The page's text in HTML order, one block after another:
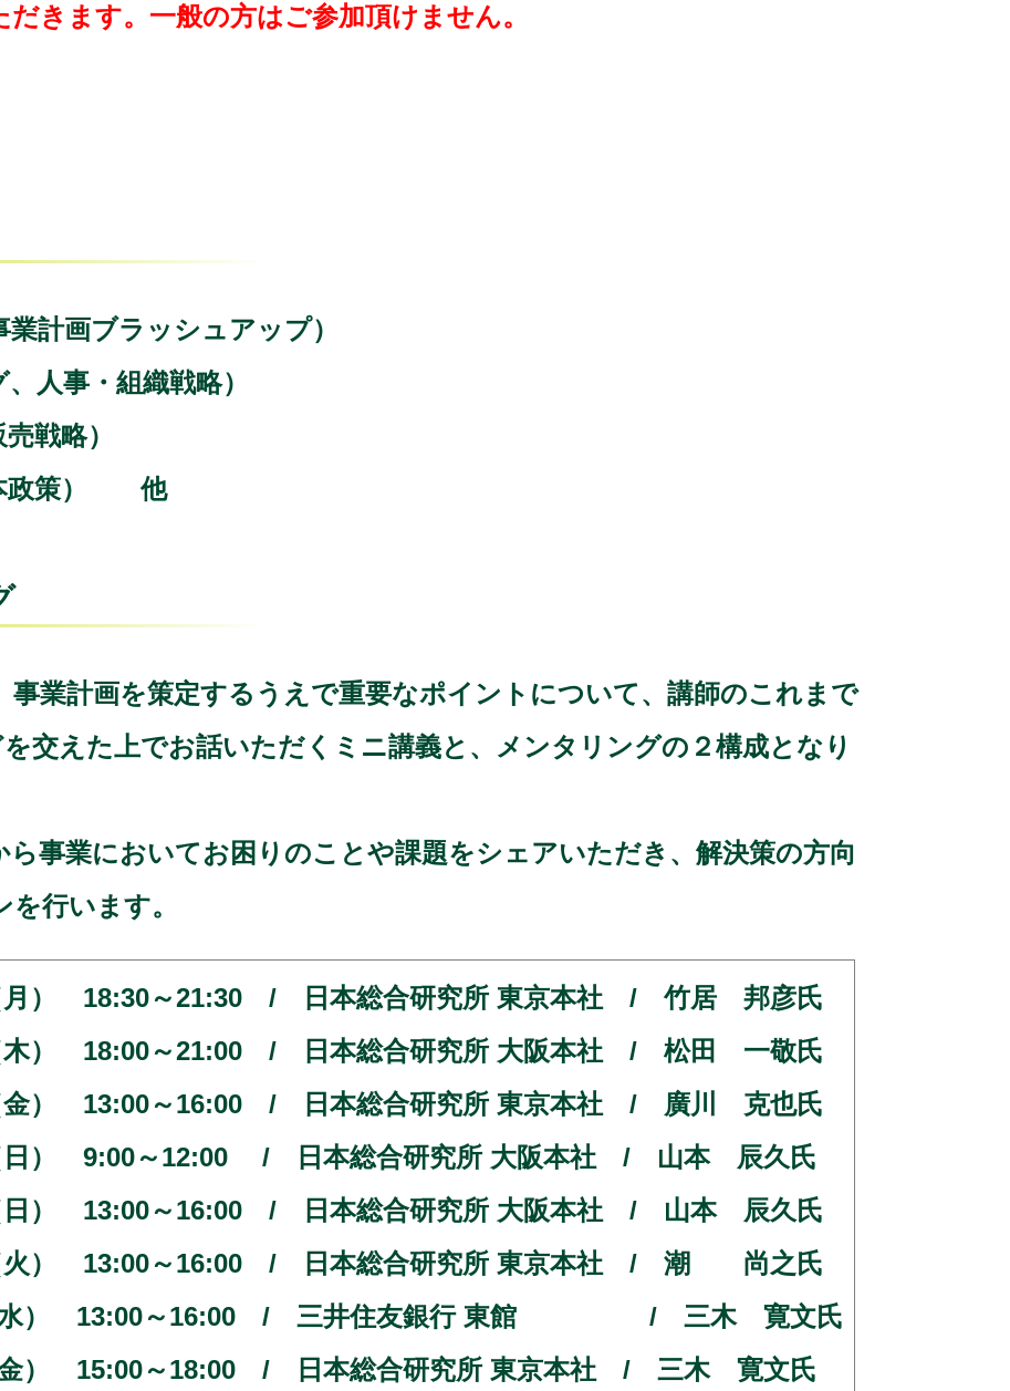
きます。一般の方はご参加頂けません。
計画ブラッシュアップ）
人事・組織戦略）
戦略）
本政策） 他
業計画を策定するうえで重要なポイントについて、講師のこれまで
交えた上でお話いただくミニ講義と、メンタリングの２構成となり
事業においてお困りのことや課題をシェアいただき、解決策の方向
行います。
月） 18:30～21:30 / 日本総合研究所 東京本社 / 竹居 邦彦氏
木） 18:00～21:00 / 日本総合研究所 大阪本社 / 松田 一敬氏
金） 13:00～16:00 / 日本総合研究所 東京本社 / 廣川 克也氏
日） 9:00～12:00 / 日本総合研究所 大阪本社 / 山本 辰久氏
日） 13:00～16:00 / 日本総合研究所 大阪本社 / 山本 辰久氏
火） 13:00～16:00 / 日本総合研究所 東京本社 / 潮 尚之氏
（水） 13:00～16:00 / 三井住友銀行 東館 / 三木 寛文氏
金） 15:00～18:00 / 日本総合研究所 東京本社 / 三木 寛文氏